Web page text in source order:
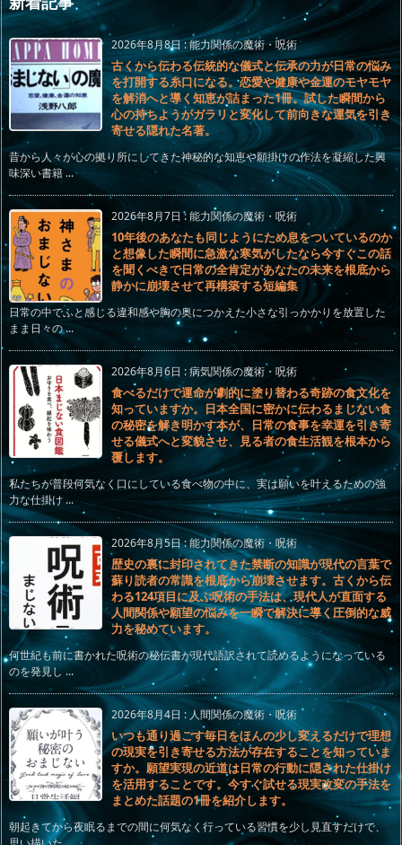
2026年8月8日:能力関係の魔術・呪術
古くから伝わる伝統的な儀式と伝承の力が日常の悩み
を打開する糸口になる。恋愛や健康や金運のモヤモヤ
を解消へと導く知恵が詰まった1冊。試した瞬間から
心の持ちようがガラリと変化して前向きな運気を引き
寄せる隠れた名著。
昔から人々が心の拠り所にしてきた神秘的な知恵や願掛けの作法を凝縮した興
味深い書籍 ...
2026年8月7日:能力関係の魔術・呪術
10年後のあなたも同じようにため息をついているのか
と想像した瞬間に急激な寒気がしたなら今すぐこの話
を聞くべきで日常の全肯定があなたの未来を根底から
静かに崩壊させて再構築する短編集
日常の中でふと感じる違和感や胸の奥につかえた小さな引っかかりを放置した
まま日々の ...
2026年8月6日 :病気関係の魔術・呪術
食べるだけで運命が劇的に塗り替わる奇跡の食文化を
知っていますか。日本全国に密かに伝わるまじない食
の秘密を解き明かす本が、日常の食事を幸運を引き寄
せる儀式へと変貌させ、見る者の食生活観を根本から
覆します。
私たちが普段何気なく口にしている食べ物の中に、実は願いを叶えるための強
力な仕掛け ...
2026年8月5日:能力関係の魔術・呪術
歴史の裏に封印されてきた禁断の知識が現代の言葉で
蘇り読者の常識を根底から崩壊させます。古くから伝
わる124項目に及ぶ呪術の手法は、現代人が直面する
人間関係や願望の悩みを一瞬で解決に導く圧倒的な威
力を秘めています。
何世紀も前に書かれた呪術の秘伝書が現代語訳されて読めるようになっている
のを発見し ...
2026年8月4日 : 人間関係の魔術・呪術
いつも通り過ごす毎日をほんの少し変えるだけで理想
の現実を引き寄せる方法が存在することを知っていま
すか。願望実現の近道は日常の行動に隠された仕掛け
を活用することです。今すぐ試せる現実改変の手法を
まとめた話題の1冊を紹介します。
朝起きてから夜眠るまでの間に何気なく行っている習慣を少し見直すだけで、